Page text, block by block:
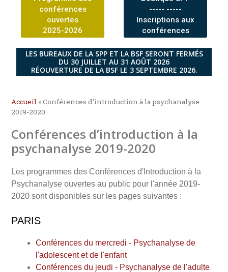
conférences
ouvertes
2025-2026
----- -----
Inscriptions aux
conférences
LES BUREAUX DE LA SPP ET LA BSF SERONT FERMÉS
DU 30 JUILLET AU 31 AOÛT 2026
RÉOUVERTURE DE LA BSF LE 3 SEPTEMBRE 2026.
Accueil »Conférences d’introduction à la psychanalyse
2019-2020
Conférences d’introduction à la
psychanalyse 2019-2020
Les programmes des Conférences d'Introduction à la
Psychanalyse ouvertes au public pour l'année 2019-
2020 sont disponibles sur les pages suivantes :
PARIS
Conférences du mercredi - Psychanalyse de
l'adolescent et de l'enfant
Conférences du jeudi - Psychanalyse de l'adulte